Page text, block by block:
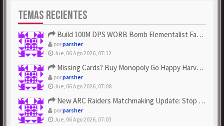
TEMAS RECIENTES
Build 100M DPS WORB Bomb Elementalist Fast - Grab POE Curren...
porparsher
Jue, 06 Ago 2026, 07:12
Missing Cards? Buy Monopoly Go Happy Harvest with Looney Tun...
porparsher
Jue, 06 Ago 2026, 07:08
New ARC Raiders Matchmaking Update: Stop Failed - Grab Bluep...
porparsher
Jue, 06 Ago 2026, 07:03